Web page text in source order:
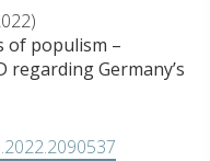
of populism –
Germany’s